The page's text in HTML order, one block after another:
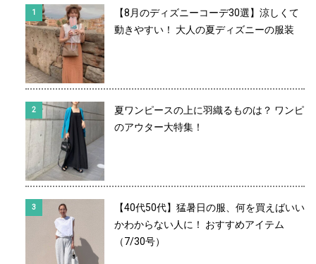
【8月のディズニーコーデ30選】涼しくて
動きやすい！ 大人の夏ディズニーの服装
夏ワンピースの上に羽織るものは？ ワンピ
のアウター大特集！
【40代50代】猛暑日の服、何を買えばいい
かわからない人に！ おすすめアイテム
（7/30号）